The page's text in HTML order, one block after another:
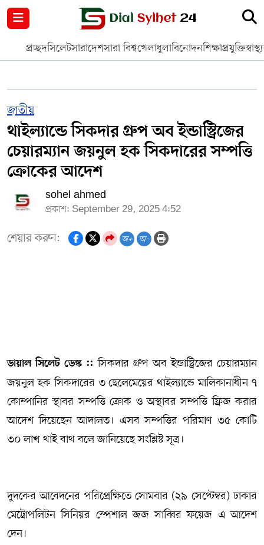
প্রচ্ছদসিলেটসারাদেশসারা বিশ্বখেলাধুলাবিনোদনশিক্ষাপ্রযুক্তি
জাতীয়
থাইল্যান্ডে সিকদার গ্রুপ অব ইন্ডাস্ট্রিজের
চেয়ারম্যান জয়নুল হক সিকদারের সম্পত্তি
ক্রোকের আদেশ
sohel ahmed
প্রকাশ: September 29, 2025 4:52
শেয়ার করুন: অ+ অ-
ডায়াল সিলেট ডেস্ক ::সিকদার গ্রুপ অব ইন্ডাস্ট্রিজের চেয়ারম্যান
জয়নুল হক সিকদারের ৩ ছেলেমেয়ের থাইল্যান্ডে মালিকানাধীন ৭
কোম্পানির স্থাবর সম্পত্তি ক্রোক ও অস্থাবর সম্পত্তি ফ্রিজ করার
আদেশ দিয়েছেন আদালত। এসব সম্পত্তির পরিমাণ ৩৫ কোটি
৩০ লাখ থাই বাথ বলে জানিয়েছে সংশ্লিষ্ট সূত্র।
দুদকের আবেদনের পরিপ্রেক্ষিতে সোমবার (২৯ সেপ্টেম্বর) ঢাকার
মেট্রোপলিটন সিনিয়র স্পেশাল জজ সাব্বির ফয়েজ এ আদেশ
দেন।
নগর পরিকল্পনা
সুনামগঞ্জ
হবিগঞ্জ
মৌলভীবাজার
জাতীয়
আন্তর্জাতিক
মুক্তমত
YOUTUBE
FACEBOOK
TERMS & CONDITIONS
EDITOR & PUBLISHER : SOHEL AHMED